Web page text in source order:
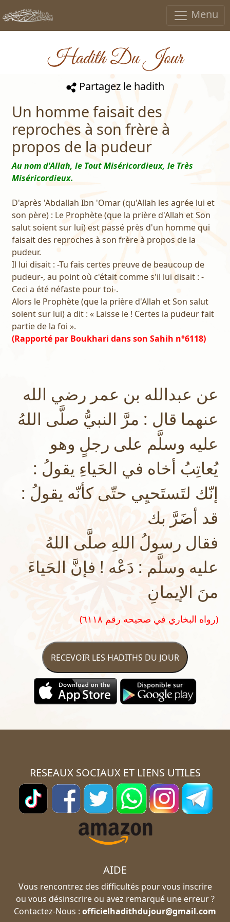
Menu
Hadith Du Jour
Partagez le hadith
Un homme faisait des
reproches à son frère à
propos de la pudeur
Au nom d'Allah, le Tout Miséricordieux, le Très
Miséricordieux.
D'après 'Abdallah Ibn 'Omar (qu'Allah les agrée lui et
son père) : Le Prophète (que la prière d'Allah et Son
salut soient sur lui) est passé près d'un homme qui
faisait des reproches à son frère à propos de la
pudeur.
Il lui disait : -Tu fais certes preuve de beaucoup de
pudeur-, au point où c'était comme s'il lui disait : -
Ceci a été néfaste pour toi-.
Alors le Prophète (que la prière d'Allah et Son salut
soient sur lui) a dit : « Laisse le ! Certes la pudeur fait
partie de la foi ».
(Rapporté par Boukhari dans son Sahih n°6118)
عن عبدالله بن عمر رضي الله
عنهما قال : مرَّ النبيُّ صلَّى اللهُ
عليه وسلَّم على رجلٍ وهو
يُعاتِبُ أخاه في الحَياءِ يقولُ :
إنّك لتَستَحيِي حتّى كأنّه يقولُ :
قد أضَرَّ بك
فقال رسولُ اللهِ صلَّى اللهُ
عليه وسلَّم : دَعْه ! فإنَّ الحَياءَ
منَ الإيمانِ
(رواه البخاري في صحيحه رقم ٦١١٨)
RECEVOIR LES HADITHS DU JOUR
RESEAUX SOCIAUX ET LIENS UTILES
AIDE
Vous rencontrez des difficultés pour vous inscrire
ou vous désinscrire ou avez remarqué une erreur ?
Contactez-Nous : officielhadithdujour@gmail.com